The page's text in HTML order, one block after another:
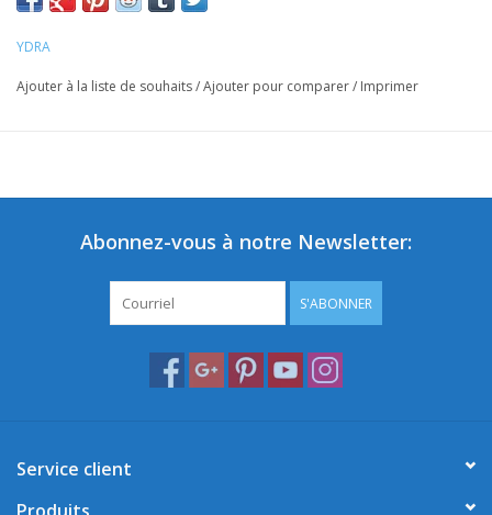
YDRA
Ajouter à la liste de souhaits/Ajouter pour comparer/ Imprimer
Abonnez-vous à notre Newsletter:
S'ABONNER
Service client